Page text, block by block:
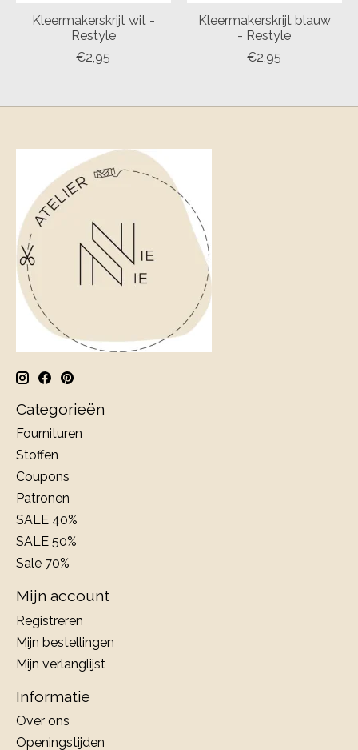
Kleermakerskrijt wit -
Restyle
€2,95
Kleermakerskrijt blauw
- Restyle
€2,95
Categorieën
Fournituren
Stoffen
Coupons
Patronen
SALE 40%
SALE 50%
Sale 70%
Mijn account
Registreren
Mijn bestellingen
Mijn verlanglijst
Informatie
Over ons
Openingstijden